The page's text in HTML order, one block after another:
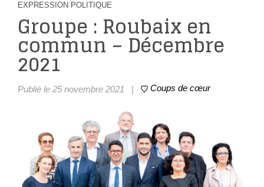
EXPRESSION POLITIQUE
Groupe : Roubaix en
commun – Décembre
2021
Publié le 25 novembre 2021 | Coups de cœur